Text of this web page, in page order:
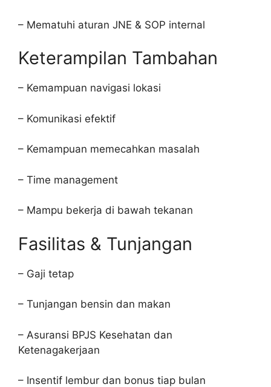
– Mematuhi aturan JNE & SOP internal
Keterampilan Tambahan
– Kemampuan navigasi lokasi
– Komunikasi efektif
– Kemampuan memecahkan masalah
– Time management
– Mampu bekerja di bawah tekanan
Fasilitas & Tunjangan
– Gaji tetap
– Tunjangan bensin dan makan
– Asuransi BPJS Kesehatan dan
Ketenagakerjaan
– Insentif lembur dan bonus tiap bulan